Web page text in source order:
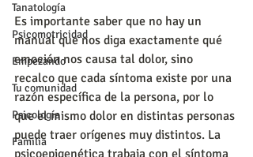
Tanatología
Psicomotricidad
Empezando
Tu comunidad
Psicología
Familia
Es importante saber que no hay un
manual que nos diga exactamente qué
emoción nos causa tal dolor, sino
recalco que cada síntoma existe por una
razón específica de la persona, por lo
que el mismo dolor en distintas personas
puede traer orígenes muy distintos. La
psicoepigenética trabaja con el síntoma